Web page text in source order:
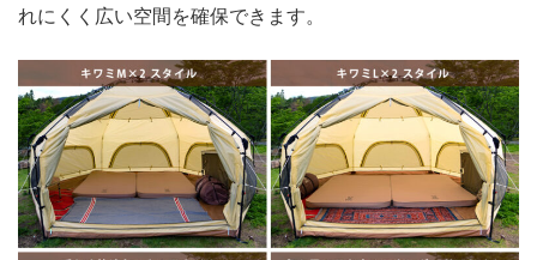
れにくく広い空間を確保できます。